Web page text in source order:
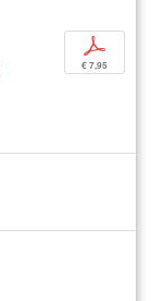
p
€ 7,95